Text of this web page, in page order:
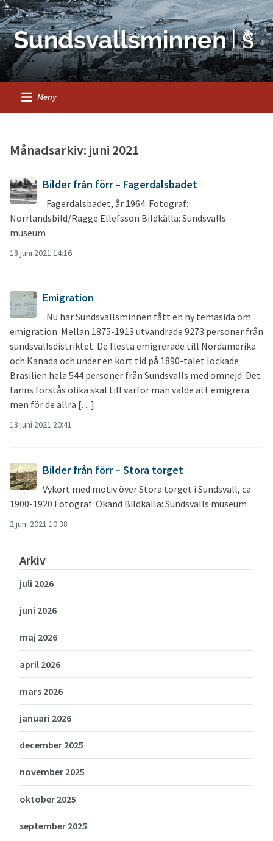
Meny
Månadsarkiv: juni 2021
Bilder från förr – Fagerdalsbadet
Fagerdalsbadet, år 1964. Fotograf:
Norrlandsbild/Ragge Ellefsson Bildkälla: Sundsvalls
museum
18 juni 2021 14:16
Emigration
Nu har Sundsvallsminnen fått en ny temasida om
emigration. Mellan 1875-1913 utvandrade 9273 personer från
sundsvallsdistriktet. De flesta emigrerade till Nordamerika
och Kanada och under en kort tid på 1890-talet lockade
Brasilien hela 544 personer från Sundsvalls med omnejd. Det
fanns förstås olika skäl till varför man valde att emigrera
men för de allra […]
13 juni 2021 20:41
Bilder från förr – Stora torget
Vykort med motiv över Stora torget i Sundsvall, ca
1900-1920 Fotograf: Okänd Bildkälla: Sundsvalls museum
2 juni 2021 10:38
Arkiv
juli 2026
juni 2026
maj 2026
april 2026
mars 2026
januari 2026
december 2025
november 2025
oktober 2025
september 2025